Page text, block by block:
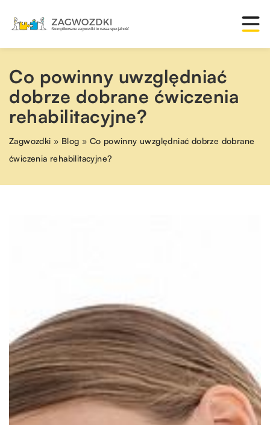
Co powinny uwzględniać
dobrze dobrane ćwiczenia
rehabilitacyjne?
Zagwozdki » Blog » Co powinny uwzględniać dobrze dobrane
ćwiczenia rehabilitacyjne?